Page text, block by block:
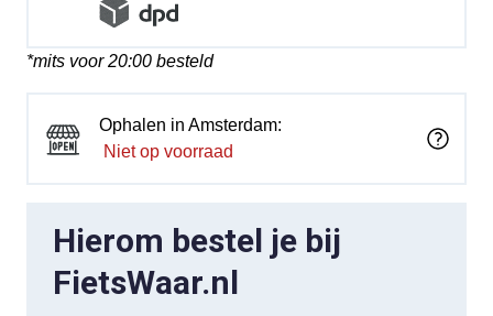
*mits voor 20:00 besteld
Ophalen in Amsterdam:
Niet op voorraad
Hierom bestel je bij
FietsWaar.nl